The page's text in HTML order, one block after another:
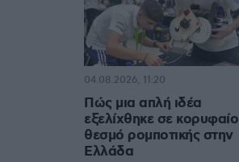
Πώς μια απλή ιδέα
εξελίχθηκε σε κορυφαίο
θεσμό ρομποτικής στην
Ελλάδα
04.08.2026, 11:20